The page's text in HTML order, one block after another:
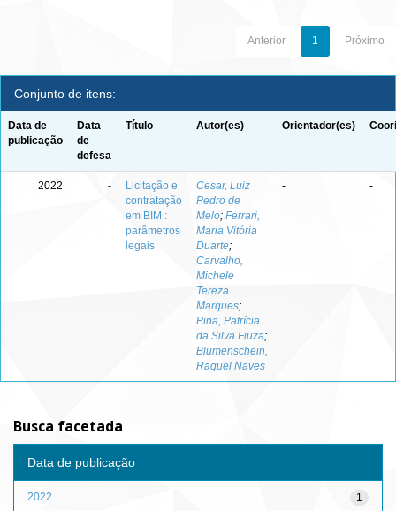
Anterior 1 Próximo
Conjunto de itens:
Data de
publicação
Data
de
defesa
Título Autor(es) Orientador(es)
2022 -
Licitação e
contratação
em BIM :
parâmetros
legais
Cesar, Luiz
Pedro de
Melo; Ferrari,
Maria Vitória
Duarte;
Carvalho,
Michele
Tereza
Marques;
Pina, Patrícia
da Silva Fiuza;
Blumenschein,
Raquel Naves
- -
Busca facetada
Data de publicação
1
2022